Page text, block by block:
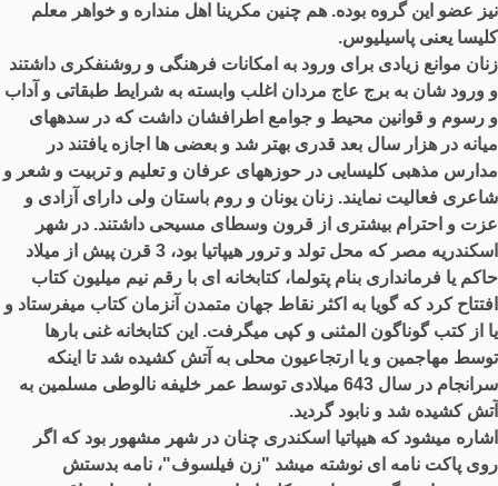
نیز عضو این گروه بوده. هم چنین مکرینا اهل منداره و خواهر معلم
کلیسا یعنی پاسیلیوس.
زنان موانع زیادی برای ورود به امکانات فرهنگی و روشنفکری داشتند
و ورود شان به برج عاج مردان اغلب وابسته به شرایط طبقاتی و آداب
و رسوم و قوانین محیط و جوامع اطرافشان داشت که در سدههای
میانه در هزار سال بعد قدری بهتر شد و بعضی ها اجازه یافتند در
مدارس مذهبی کلیسایی در حوزههای عرفان و تعلیم و تربیت و شعر و
شاعری فعالیت نمایند. زنان یونان و روم باستان ولی دارای آزادی و
عزت و احترام بیشتری از قرون وسطای مسیحی داشتند. در شهر
اسکندریه مصر که محل تولد و ترور هیپاتیا بود، 3 قرن پیش از میلاد
حاکم یا فرمانداری بنام پتولما، کتابخانه ای با رقم نیم میلیون کتاب
افتتاح کرد که گویا به اکثر نقاط جهان متمدن آنزمان کتاب میفرستاد و
یا از کتب گوناگون المثنی و کپی میگرفت. این کتابخانه غنی بارها
توسط مهاجمین و یا ارتجاعیون محلی به آتش کشیده شد تا اینکه
سرانجام در سال 643 میلادی توسط عمر خلیفه نالوطی مسلمین به
آتش کشیده شد و نابود گردید.
اشاره میشود که هیپاتیا اسکندری چنان در شهر مشهور بود که اگر
روی پاکت نامه ای نوشته میشد "زن فیلسوف"، نامه بدستش